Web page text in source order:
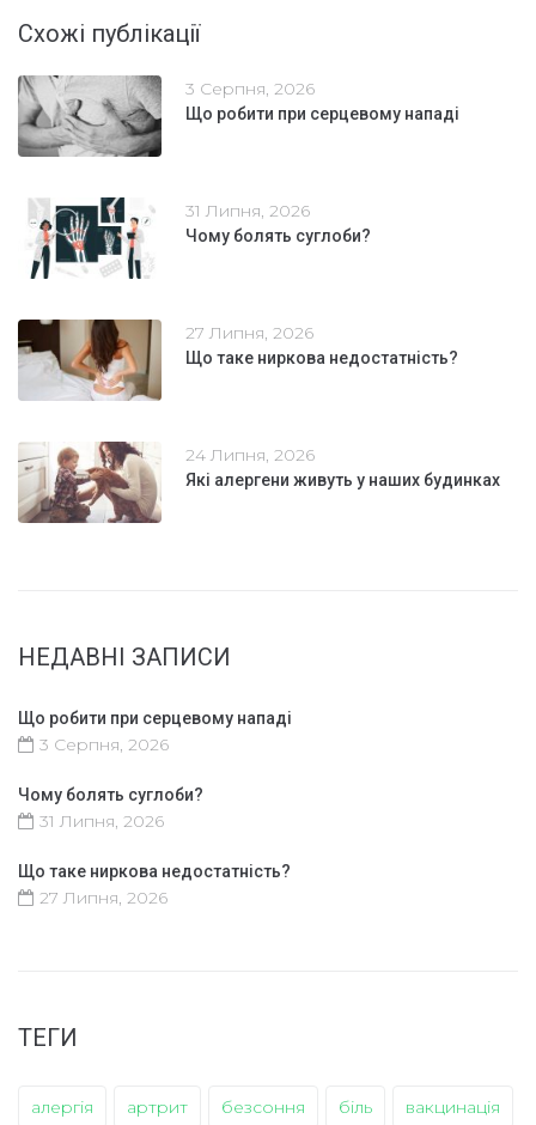
Схожі публікації
3 Серпня, 2026
Що робити при серцевому нападі
31 Липня, 2026
Чому болять суглоби?
27 Липня, 2026
Що таке ниркова недостатність?
24 Липня, 2026
Які алергени живуть у наших будинках
НЕДАВНІ ЗАПИСИ
Що робити при серцевому нападі
3 Серпня, 2026
Чому болять суглоби?
31 Липня, 2026
Що таке ниркова недостатність?
27 Липня, 2026
ТЕГИ
алергія артрит безсоння біль вакцинація